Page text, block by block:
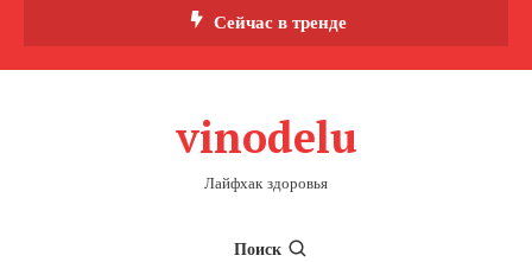
Сейчас в тренде
vinodelu
Лайфхак здоровья
Поиск